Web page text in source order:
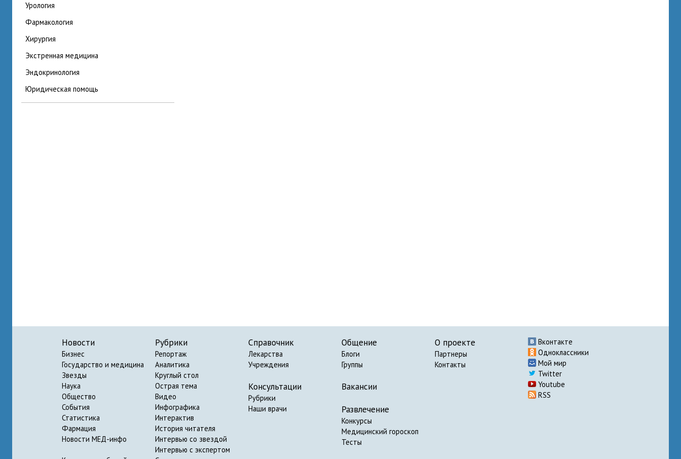
урология
фармакология
хирургия
экстренная медицина
эндокринология
юридическая помощь
Новости
Бизнес
Государство и медицина
Звезды
Наука
Общество
События
Статистика
Фармация
Новости МЕД-инфо
Рубрики
Репортаж
Аналитика
Круглый стол
Острая тема
Видео
Инфографика
Интерактив
История читателя
Интервью со звездой
Интервью с экспертом
Справочник
Лекарства
Учреждения
Консультации
Рубрики
Наши врачи
Общение
Блоги
Группы
Вакансии
Развлечение
Конкурсы
Медицинский гороскоп
Тесты
О проекте
Партнеры
Контакты
Вконтакте
Одноклассники
Мой мир
Twitter
Youtube
RSS